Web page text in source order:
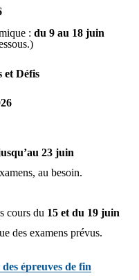
: du 9 au 18 juin
et Défis
23 juin
au besoin.
cours du 15 et du 19 juin
des examens prévus.
épreuves de fin